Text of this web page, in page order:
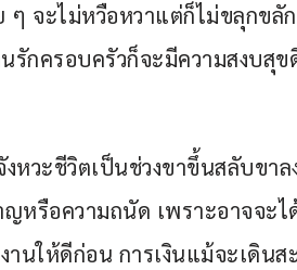
ๆ จะไม่หวือหวาแต่ก็ไม่ขลุกข
รักครอบครัวก็จะมีความสงบสุ
งหวะชีวิตเป็นช่วงขาขึ้นสลับขา
ญหรือความถนัด เพราะอาจจะ
านให้ดีก่อน การเงินแม้จะเดิน